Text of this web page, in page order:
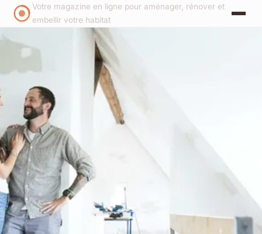
Votre magazine en ligne pour aménager, rénover et
embellir votre habitat